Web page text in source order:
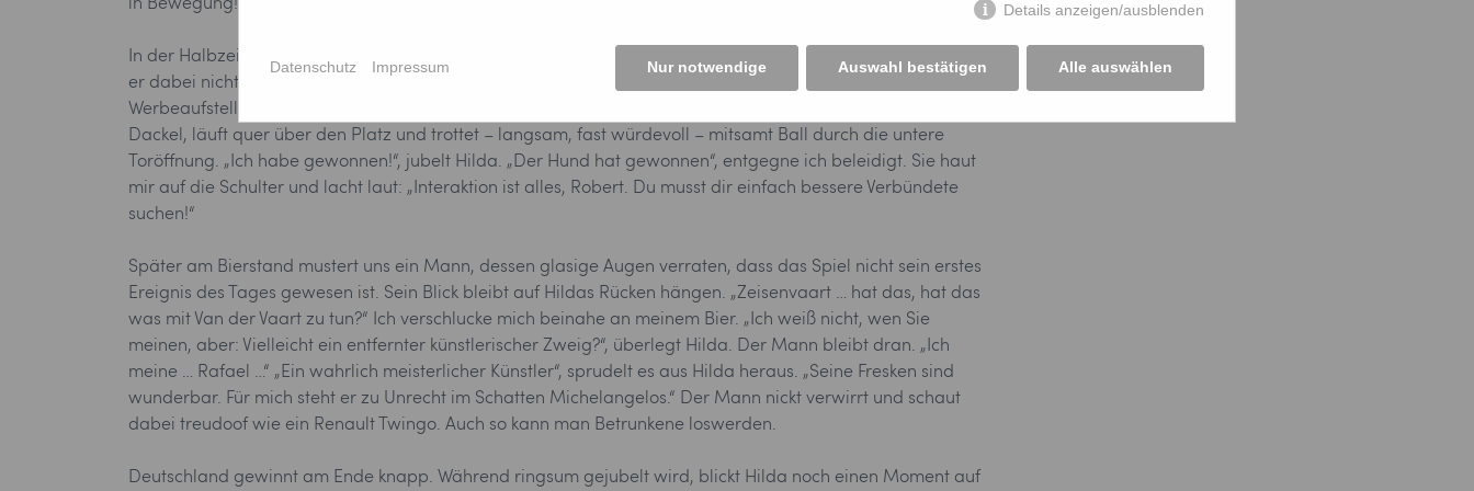
in Bewegung!“ David nickt kundig. Das beunruhigt mich mehr als jede Torchance der Niederländer.
In der Halbzeit gehen wir zum Torwandschießen. Ich treffe nichts. David ebenfalls nicht – immerhin stolpert
er dabei nicht noch über den Ball wie ich. Hilda verzieht ihren Schuss völlig. Der Ball knallt gegen einen
Werbeaufsteller, springt zurück, prallt gegen eine Getränkekiste. In diesem Moment schnappt ihn sich ein
Dackel, läuft quer über den Platz und trottet – langsam, fast würdevoll – mitsamt Ball durch die untere
Toröffnung. „Ich habe gewonnen!“, jubelt Hilda. „Der Hund hat gewonnen“, entgegne ich beleidigt. Sie haut
mir auf die Schulter und lacht laut: „Interaktion ist alles, Robert. Du musst dir einfach bessere Verbündete
suchen!“
Später am Bierstand mustert uns ein Mann, dessen glasige Augen verraten, dass das Spiel nicht sein erstes
Ereignis des Tages gewesen ist. Sein Blick bleibt auf Hildas Rücken hängen. „Zeisenvaart … hat das, hat das
was mit Van der Vaart zu tun?“ Ich verschlucke mich beinahe an meinem Bier. „Ich weiß nicht, wen Sie
meinen, aber: Vielleicht ein entfernter künstlerischer Zweig?“, überlegt Hilda. Der Mann bleibt dran. „Ich
meine … Rafael …“ „Ein wahrlich meisterlicher Künstler“, sprudelt es aus Hilda heraus. „Seine Fresken sind
wunderbar. Für mich steht er zu Unrecht im Schatten Michelangelos.“ Der Mann nickt verwirrt und schaut
dabei treudoof wie ein Renault Twingo. Auch so kann man Betrunkene loswerden.
Deutschland gewinnt am Ende knapp. Während ringsum gejubelt wird, blickt Hilda noch einen Moment auf
Details anzeigen/ausblenden
Nur notwendige Auswahl bestätigen Alle auswählen
Datenschutz Impressum